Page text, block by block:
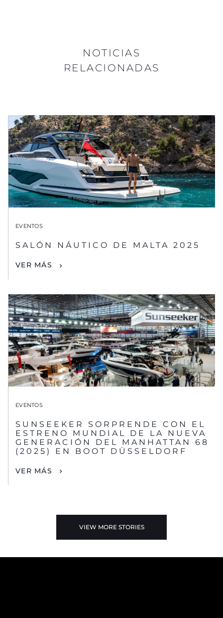
NOTICIAS
RELACIONADAS
EVENTOS
SALÓN NÁUTICO DE MALTA 2025
VER MÁS
EVENTOS
SUNSEEKER SORPRENDE CON EL
ESTRENO MUNDIAL DE LA NUEVA
GENERACIÓN DEL MANHATTAN 68
(2025) EN BOOT DÜSSELDORF
VER MÁS
VIEW MORE STORIES